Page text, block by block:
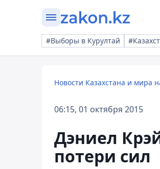
#Выборы в Курултай
Новости Казахстана и мира
06:15, 01 октября 2015
Дэниел
потери сил